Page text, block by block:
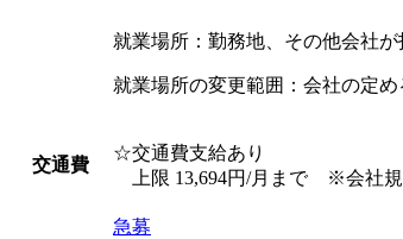
就業場所：勤務地、その他会社が
就業場所の変更範囲：会社の定
交通費
☆交通費支給あり
上限 13,694円/月まで ※会社
急募